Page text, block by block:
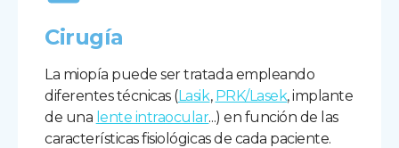
Cirugía
La miopía puede ser tratada empleando
diferentes técnicas (Lasik, PRK/Lasek, implante
de una lente intraocular...) en función de las
características fisiológicas de cada paciente.